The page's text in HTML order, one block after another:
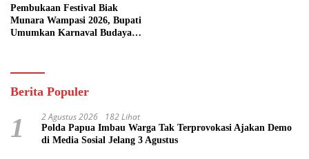
Pembukaan Festival Biak
Munara Wampasi 2026, Bupati
Umumkan Karnaval Budaya
Berita Populer
1 2 Agustus 2026 182 Lihat
Polda Papua Imbau Warga Tak Terprovokasi Ajakan Demo
di Media Sosial Jelang 3 Agustus